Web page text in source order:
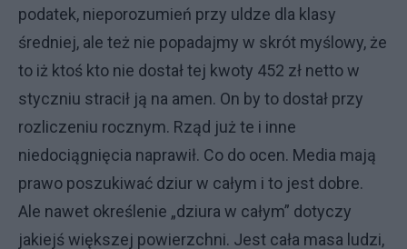
podatek, nieporozumień przy uldze dla klasy
średniej, ale też nie popadajmy w skrót myślowy, że
to iż ktoś kto nie dostał tej kwoty 452 zł netto w
styczniu stracił ją na amen. On by to dostał przy
rozliczeniu rocznym. Rząd już te i inne
niedociągnięcia naprawił. Co do ocen. Media mają
prawo poszukiwać dziur w całym i to jest dobre.
Ale nawet określenie „dziura w całym” dotyczy
jakiejś większej powierzchni. Jest cała masa ludzi,